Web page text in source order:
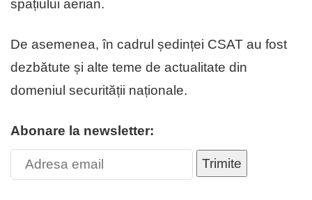
spațiului aerian.
De asemenea, în cadrul ședinței CSAT au fost
dezbătute și alte teme de actualitate din
domeniul securității naționale.
Abonare la newsletter:
Trimite